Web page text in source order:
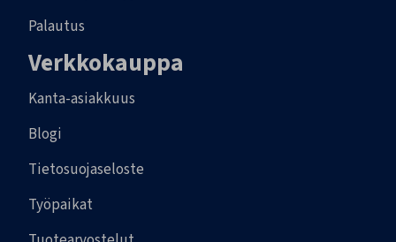
Palautus
Verkkokauppa
Kanta-asiakkuus
Blogi
Tietosuojaseloste
Työpaikat